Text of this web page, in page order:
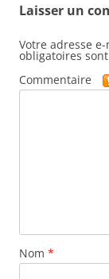
Laisser un
Votre adresse
obligatoires
Commentaire
Nom *